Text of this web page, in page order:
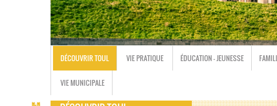
DÉCOUVRIR TOUL VIE PRATIQUE ÉDUCATION - JEUNESSE
VIE MUNICIPALE